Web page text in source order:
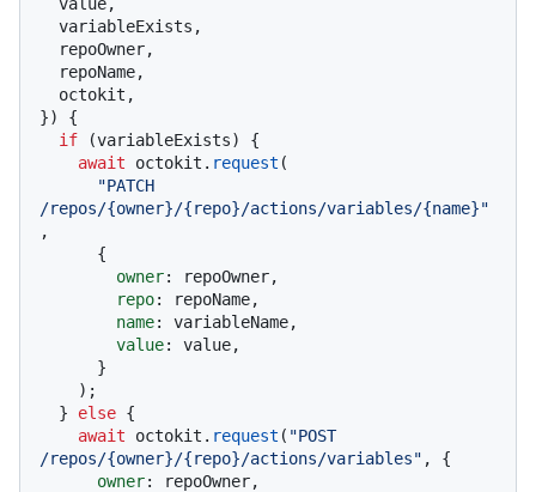
}) {
if (variableExists) {
await octokit. request (
"PATCH
/repos/{owner}/{repo}/actions/variables/{name}"
,
owner: repoOwner,
repo: repoName,
name: variableName,
value: value,
  }
else {
await octokit. request ( "POST
/repos/{owner}/{repo}/actions/variables" , {
owner: repoOwner,